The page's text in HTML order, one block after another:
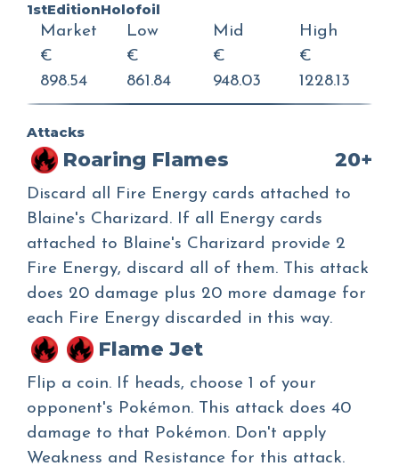
1stEditionHolofoil
Market
€
898.54
Low
€
861.84
Mid
€
948.03
High
€
1228.13
Attacks
Roaring Flames 20+
Discard all Fire Energy cards attached to
Blaine's Charizard. If all Energy cards
attached to Blaine's Charizard provide 2
Fire Energy, discard all of them. This attack
does 20 damage plus 20 more damage for
each Fire Energy discarded in this way.
Flame Jet
Flip a coin. If heads, choose 1 of your
opponent's Pokémon. This attack does 40
damage to that Pokémon. Don't apply
Weakness and Resistance for this attack.